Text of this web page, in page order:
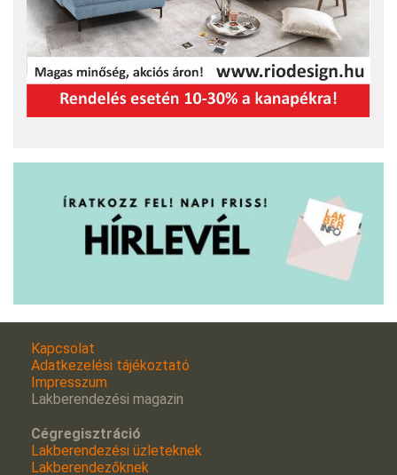
Kapcsolat
Adatkezelési tájékoztató
Impresszum
Lakberendezési magazin
Cégregisztráció
Lakberendezési üzleteknek
Lakberendezőknek